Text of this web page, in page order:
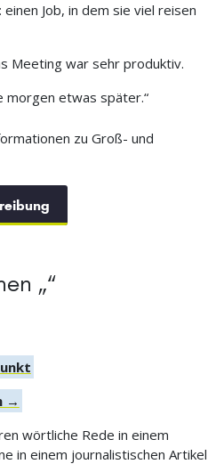
Job, in dem sie viel reisen
Meeting war sehr produktiv.
morgen etwas später.“
zu Groß- und
„“
→
wörtliche Rede in einem
in einem journalistischen Artikel